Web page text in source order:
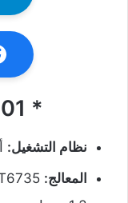
* DeWalt MD501 *
نظام التشغيل:
المعالج: